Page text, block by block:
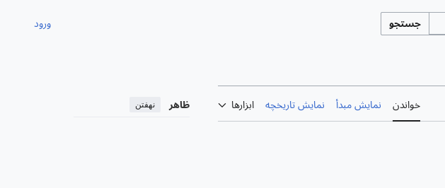
جستجو ورود
خواندن نمایش مبدأ نمایش تاریخچه ابزارها ظاهر نهفتن